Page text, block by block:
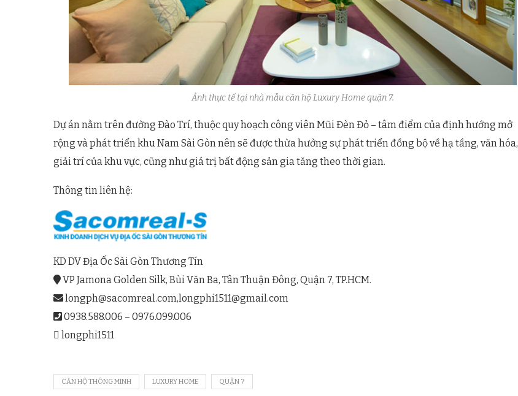
Ảnh thực tế tại nhà mẫu căn hộ Luxury Home quận 7.
Dự án nằm trên đường Đào Trí, thuộc quy hoạch công viên Mũi Đèn Đỏ – tâm điểm của định hướng mở
rộng và phát triển khu Nam Sài Gòn nên sẽ được thừa hưởng sự phát triển đồng bộ về hạ tầng, văn hóa,
giải trí của khu vực, cũng như giá trị bất động sản gia tăng theo thời gian.
Thông tin liên hệ:
KD DV Địa Ốc Sài Gòn Thương Tín
VP Jamona Golden Silk, Bùi Văn Ba, Tân Thuận Đông, Quận 7, TP.HCM.
longph@sacomreal.com,longphi1511@gmail.com
0938.588.006 – 0976.099.006
longphi1511
CĂN HỘ THÔNG MINH LUXURY HOME QUẬN 7